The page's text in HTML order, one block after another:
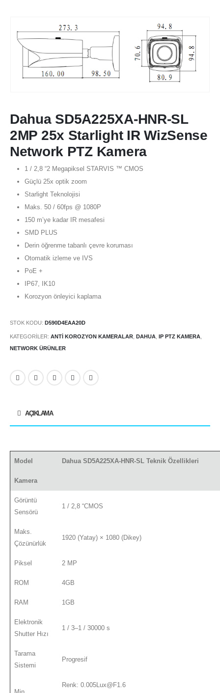
Dahua SD5A225XA-HNR-SL
2MP 25x Starlight IR WizSense
Network PTZ Kamera
1 / 2,8 “2 Megapiksel STARVIS ™ CMOS
Güçlü 25x optik zoom
Starlight Teknolojisi
Maks. 50 / 60fps @ 1080P
150 m’ye kadar IR mesafesi
SMD PLUS
Derin öğrenme tabanlı çevre koruması
Otomatik izleme ve IVS
PoE +
IP67, IK10
Korozyon önleyici kaplama
STOK KODU: D590D4EAA20D
KATEGORILER: ANTI KOROZYON KAMERALAR DAHUA IP PTZ KAMERA
NETWORK ÜRÜNLER
AÇIKLAMA
Model Dahua SD5A225XA-HNR-SL Teknik Özellikleri
Kamera
Görüntü
Sensörü
1 / 2,8 “CMOS
Maks.
Çözünürlük
1920 (Yatay) × 1080 (Dikey)
Piksel 2 MP
ROM 4GB
RAM 1GB
Elektronik
Shutter Hızı
1 / 3–1 / 30000 s
Tarama
Sistemi
Progresif
Renk: 0.005Lux@F1.6